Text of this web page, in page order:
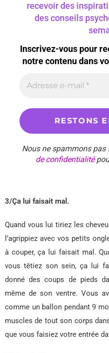
recevoir des
des conseils
Inscrivez-vous pour
notre contenu dans
Nous ne spammons pas
de confidentialité
3/Ça lui faisait mal.
Quand vous lui tiriez les
l’agrippiez avec vos petits
à couper, ça lui faisait mal.
vous têtiez son sein, ça lui
donné des coups de pieds
même de son ventre. Vous
comme un ballon pendant 9
muscles de tout son corps
que vous faisiez votre entrée